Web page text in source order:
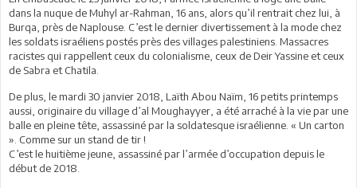
dans la nuque de Muhyl ar-Rahman, 16 ans, alors qu’il rentrait chez lui, à
Burqa, près de Naplouse. C’est le dernier divertissement à la mode chez
les soldats israéliens postés près des villages palestiniens. Massacres
racistes qui rappellent ceux du colonialisme, ceux de Deir Yassine et ceux
de Sabra et Chatila.
De plus, le mardi 30 janvier 2018, Laïth Abou Naïm, 16 petits printemps
aussi, originaire du village d’al Moughayyer, a été arraché à la vie par une
balle en pleine tête, assassiné par la soldatesque israélienne. « Un carton
». Comme sur un stand de tir !
C’est le huitième jeune, assassiné par l’armée d’occupation depuis le
début de 2018.